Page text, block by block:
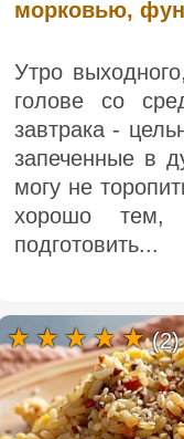
морковью,
Утро
голове со
завтрака -
запеченные в
могу не
хорошо тем,
подготовить...
(2)